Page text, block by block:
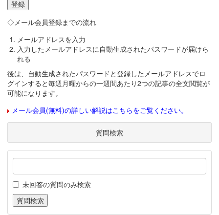
◇メール会員登録までの流れ
メールアドレスを入力
入力したメールアドレスに自動生成されたパスワードが届けら
れる
後は、自動生成されたパスワードと登録したメールアドレスでロ
グインすると毎週月曜からの一週間あたり2つの記事の全文閲覧が
可能になります。
メール会員(無料)の詳しい解説はこちらをご覧ください。
質問検索
未回答の質問のみ検索